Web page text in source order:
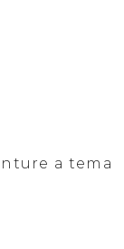
a tema